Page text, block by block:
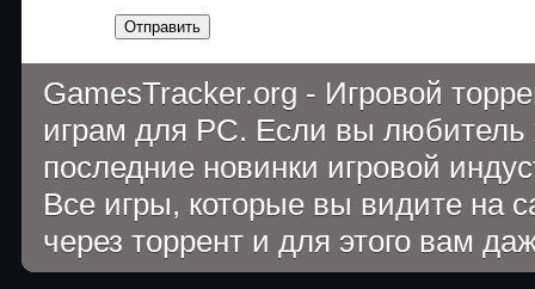
Отправить
GamesTracker.org - Игровой
играм для PC. Если вы
последние новинки игровой
Все игры, которые вы видите на
через торрент и для этого вам